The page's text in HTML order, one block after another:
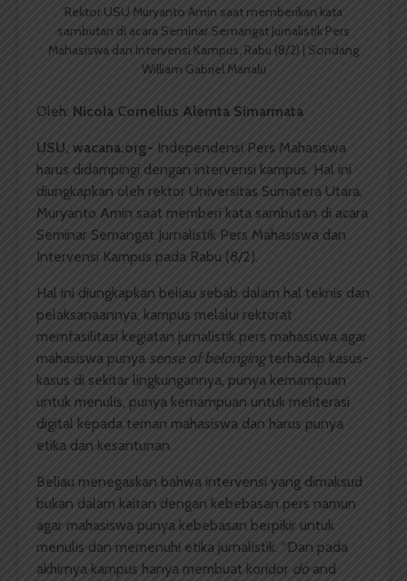
Rektor USU Muryanto Amin saat memberikan kata
sambutan di acara Seminar Semangat Jurnalistik Pers
Mahasiswa dan Intervensi Kampus, Rabu (8/2) | Sondang
William Gabriel Manalu
Oleh: Nicola Cornelius Alemta Simarmata
USU, wacana.org- Independensi Pers Mahasiswa
harus didampingi dengan intervensi kampus. Hal ini
diungkapkan oleh rektor Universitas Sumatera Utara,
Muryanto Amin saat memberi kata sambutan di acara
Seminar Semangat Jurnalistik Pers Mahasiswa dan
Intervensi Kampus pada Rabu (8/2).
Hal ini diungkapkan beliau sebab dalam hal teknis dan
pelaksanaannya, kampus melalui rektorat
memfasilitasi kegiatan jurnalistik pers mahasiswa agar
mahasiswa punya sense of belongingterhadap kasus-
kasus di sekitar lingkungannya, punya kemampuan
untuk menulis, punya kemampuan untuk meliterasi
digital kepada teman mahasiswa dan harus punya
etika dan kesantunan.
Beliau menegaskan bahwa intervensi yang dimaksud
bukan dalam kaitan dengan kebebasan pers namun
agar mahasiswa punya kebebasan berpikir untuk
menulis dan memenuhi etika jurnalistik. “Dan pada
akhirnya kampus hanya membuat koridor doand